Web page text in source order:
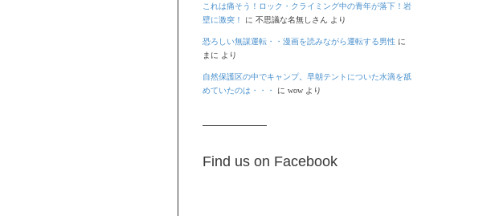
これは痛そう！ロック・クライミング中の青年が落下！岩
壁に激突！
に 不思議な名無しさん より
恐ろしい無謀運転・・漫画を読みながら運転する男性に
まに より
自然保護区の中でキャンプ。早朝テントについた水滴を舐
めていたのは・・・
に wowより
Find us on Facebook